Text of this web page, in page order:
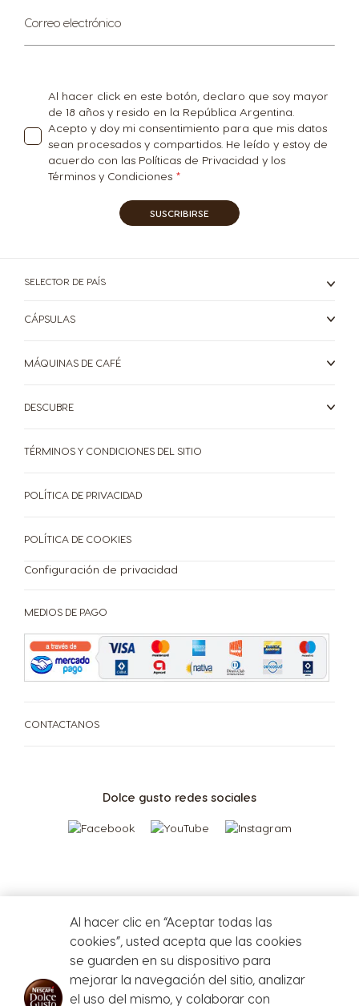
BEBIDAS
BEBIDAS
Repetir compra
CAFETERAS
CAFETERAS
Compará las cafeteras
¡Beneficios de tener tu cafetera Dolce Gusto!
ACCESORIOS
PROMOCIONES %
Suscríbase
al
boletín
Correo electrónico
Al hacer click en este botón, declaro que soy mayor
de 18 años y resido en la República Argentina.
Acepto y doy mi consentimiento para que mis datos
sean procesados y compartidos. He leído y estoy de
acuerdo con las Políticas de Privacidad y los
Términos y Condiciones
SUSCRIBIRSE
SELECTOR DE PAÍS
CÁPSULAS
MÁQUINAS DE CAFÉ
DESCUBRE
Dolce gusto redes sociales
MEDIOS DE PAGO
CONTACTANOS
TÉRMINOS Y CONDICIONES DEL SITIO
POLÍTICA DE PRIVACIDAD
POLÍTICA DE COOKIES
Configuración de privacidad
Al hacer clic en “Aceptar todas las
cookies”, usted acepta que las cookies
se guarden en su dispositivo para
mejorar la navegación del sitio, analizar
el uso del mismo, y colaborar con